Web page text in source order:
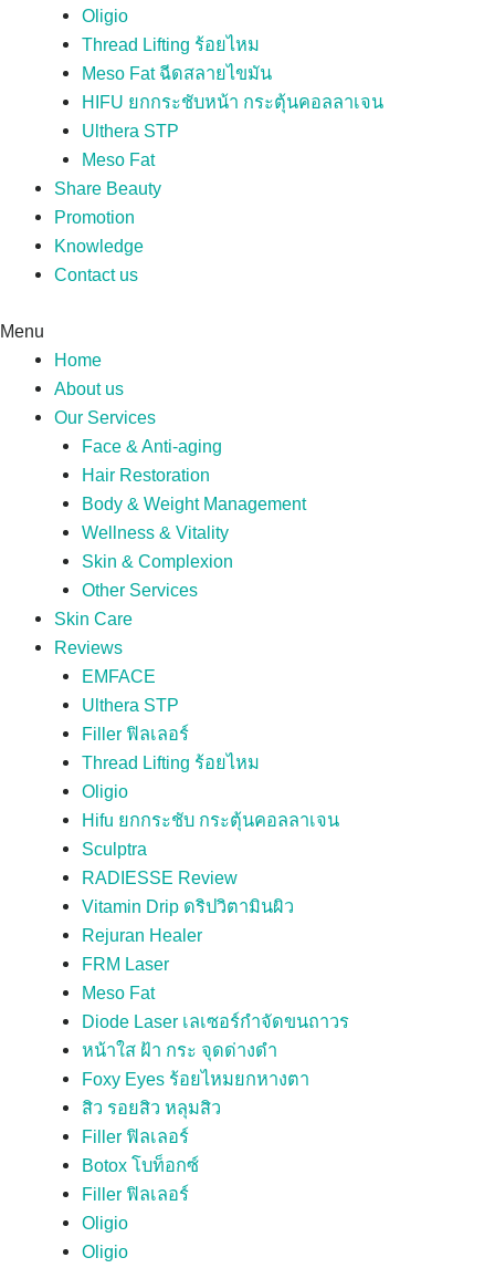
Oligio
Thread Lifting ร้อยไหม
Meso Fat ฉีดสลายไขมัน
HIFU ยกกระชับหน้า กระตุ้นคอลลาเจน
Ulthera STP
Meso Fat
Share Beauty
Promotion
Knowledge
Contact us
Menu
Home
About us
Our Services
Face & Anti-aging
Hair Restoration
Body & Weight Management
Wellness & Vitality
Skin & Complexion
Other Services
Skin Care
Reviews
EMFACE
Ulthera STP
Filler ฟิลเลอร์
Thread Lifting ร้อยไหม
Oligio
Hifu ยกกระชับ กระตุ้นคอลลาเจน
Sculptra
RADIESSE Review
Vitamin Drip ดริปวิตามินผิว
Rejuran Healer
FRM Laser
Meso Fat
Diode Laser เลเซอร์กำจัดขนถาวร
หน้าใส ฝ้า กระ จุดด่างดำ
Foxy Eyes ร้อยไหมยกหางตา
สิว รอยสิว หลุมสิว
Filler ฟิลเลอร์
Botox โบท็อกซ์
Filler ฟิลเลอร์
Oligio
Oligio